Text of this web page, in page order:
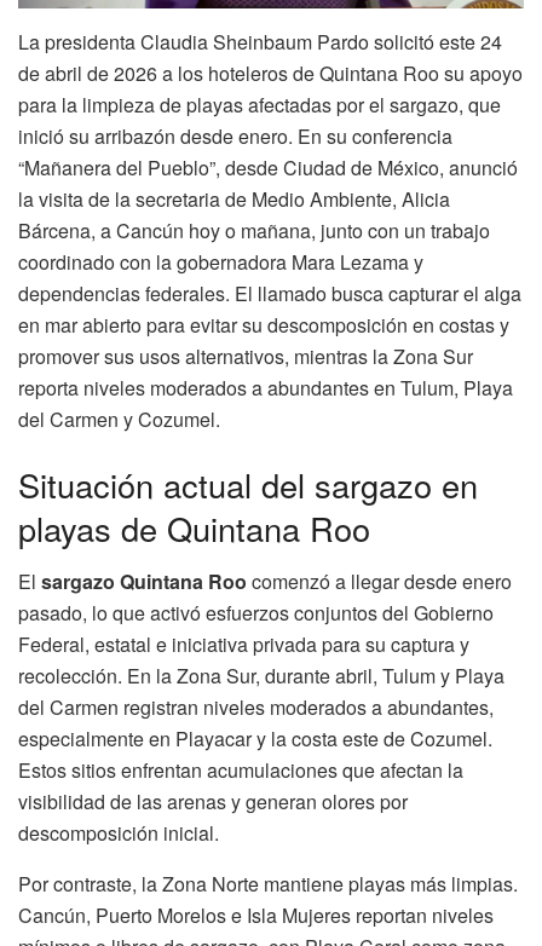
La presidenta Claudia Sheinbaum Pardo solicitó este 24
de abril de 2026 a los hoteleros de Quintana Roo su apoyo
para la limpieza de playas afectadas por el sargazo, que
inició su arribazón desde enero. En su conferencia
“Mañanera del Pueblo”, desde Ciudad de México, anunció
la visita de la secretaria de Medio Ambiente, Alicia
Bárcena, a Cancún hoy o mañana, junto con un trabajo
coordinado con la gobernadora Mara Lezama y
dependencias federales. El llamado busca capturar el alga
en mar abierto para evitar su descomposición en costas y
promover sus usos alternativos, mientras la Zona Sur
reporta niveles moderados a abundantes en Tulum, Playa
del Carmen y Cozumel.
Situación actual del sargazo en
playas de Quintana Roo
El sargazo Quintana Roo comenzó a llegar desde enero
pasado, lo que activó esfuerzos conjuntos del Gobierno
Federal, estatal e iniciativa privada para su captura y
recolección. En la Zona Sur, durante abril, Tulum y Playa
del Carmen registran niveles moderados a abundantes,
especialmente en Playacar y la costa este de Cozumel.
Estos sitios enfrentan acumulaciones que afectan la
visibilidad de las arenas y generan olores por
descomposición inicial.
Por contraste, la Zona Norte mantiene playas más limpias.
Cancún, Puerto Morelos e Isla Mujeres reportan niveles